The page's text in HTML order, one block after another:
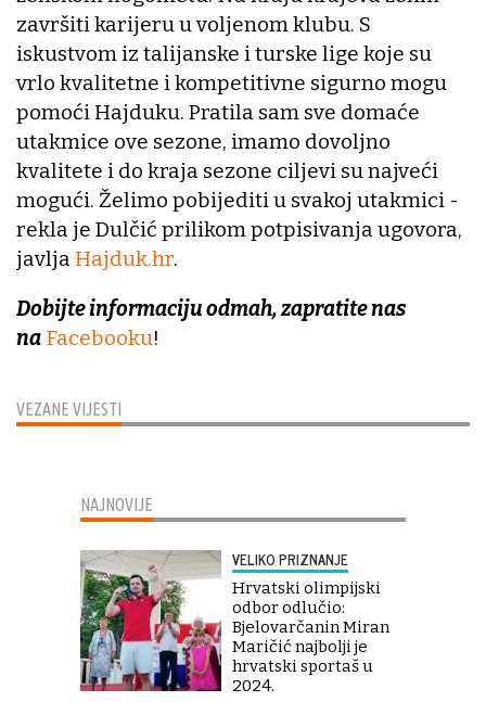
VEZANE VIJESTI
završiti karijeru u voljenom klubu. S
iskustvom iz talijanske i turske lige koje su
vrlo kvalitetne i kompetitivne sigurno mogu
pomoći Hajduku. Pratila sam sve domaće
utakmice ove sezone, imamo dovoljno
kvalitete i do kraja sezone ciljevi su najveći
mogući. Želimo pobijediti u svakoj utakmici -
rekla je Dulčić prilikom potpisivanja ugovora,
javlja Hajduk.hr.
Dobijte informaciju odmah, zapratite nas
na Facebooku!
NAJNOVIJE
VELIKO PRIZNANJE
Hrvatski olimpijski
odbor odlučio:
Bjelovarčanin Miran
Maričić najbolji je
hrvatski sportaš u
2024.